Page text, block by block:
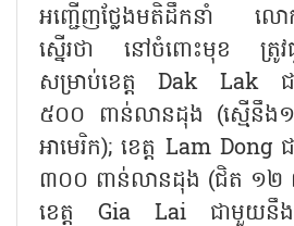
អញ្ជើញថ្លែងមតិដឹកនាំ លោកន
ស្នើរថា នៅចំពោះមុខ ត្រូវជួ
សម្រាប់ខេត្ត Dak Lak ជ
៥០០ ពាន់លានដុង (ស្មើនឹង
អាមេរិក); ខេត្ត Lam Dong
៣០០ ពាន់លានដុង (ជិត ១២ ល
ខេត្ត Gia Lai ជាមួយនឹ